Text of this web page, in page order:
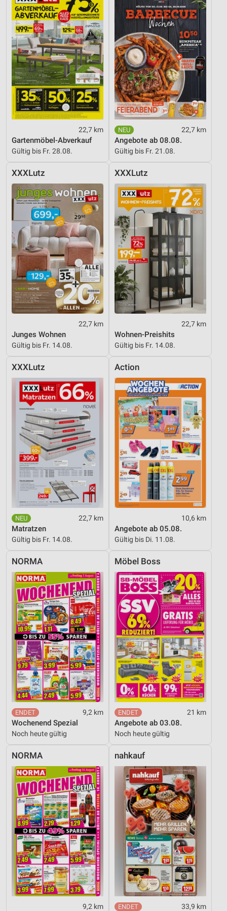
22,7 km
Gartenmöbel-Abverkauf
Gültig bis Fr. 28.08.
22,7 km
Angebote ab 08.08.
Gültig bis Fr. 21.08.
XXXLutz
22,7 km
Junges Wohnen
Gültig bis Fr. 14.08.
XXXLutz
22,7 km
Wohnen-Preishits
Gültig bis Fr. 14.08.
XXXLutz
22,7 km
Matratzen
Gültig bis Fr. 14.08.
Action
10,6 km
Angebote ab 05.08.
Gültig bis Di. 11.08.
NORMA
9,2 km
Wochenend Spezial
Noch heute gültig
Möbel Boss
21 km
Angebote ab 03.08.
Noch heute gültig
NORMA
9,2 km
nahkauf
33,9 km
Werbung